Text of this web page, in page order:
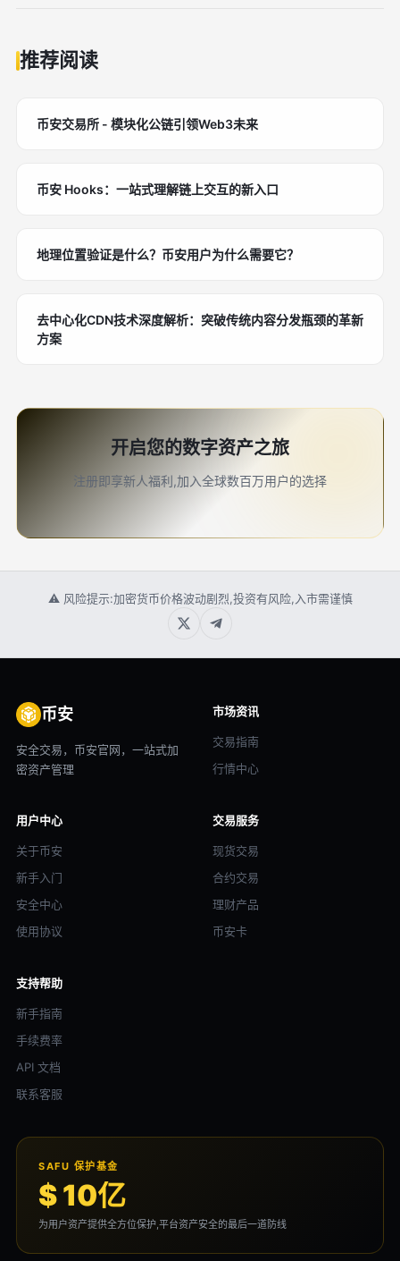
推荐阅读
币安交易所 - 模块化公链引领Web3未来
币安 Hooks：一站式理解链上交互的新入口
地理位置验证是什么？币安用户为什么需要它？
去中心化CDN技术深度解析：突破传统内容分发瓶颈的革新
方案
开启您的数字资产之旅
注册即享新人福利,加入全球数百万用户的选择
⚠ 风险提示:加密货币价格波动剧烈,投资有风险,入市需谨慎
币安
安全交易，币安官网，一站式加
密资产管理
市场资讯
交易指南
行情中心
用户中心
关于币安
新手入门
安全中心
使用协议
交易服务
现货交易
合约交易
理财产品
币安卡
支持帮助
新手指南
手续费率
API 文档
联系客服
SAFU 保护基金
$ 10亿
为用户资产提供全方位保护,平台资产安全的最后一道防线